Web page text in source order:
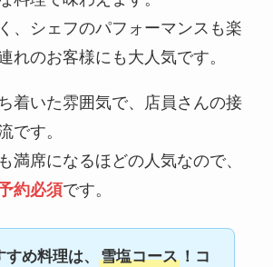
、シェフのパフォーマンスも楽
れのお客様にも大人気です。
着いた雰囲気で、店員さんの接
です。
満席になるほどの人気なので、
約必須です。
すめ料理は、 雪塩コース！コ